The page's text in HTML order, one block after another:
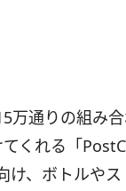
万通りの組み
くれる「
け、ボトルや